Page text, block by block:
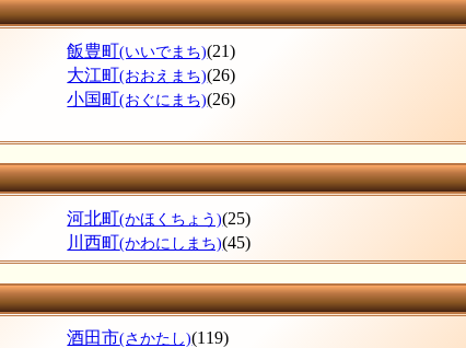
飯豊町(いいでまち)(21)
大江町(おおえまち)(26)
小国町(おぐにまち)(26)
河北町(かほくちょう)(25)
川西町(かわにしまち)(45)
酒田市(さかたし)(119)